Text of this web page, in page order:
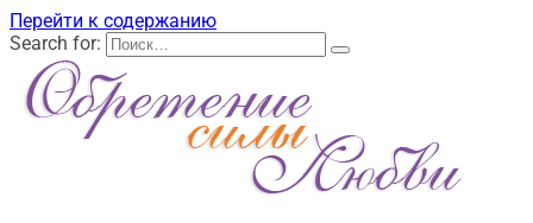
Перейти к содержанию
Search for: